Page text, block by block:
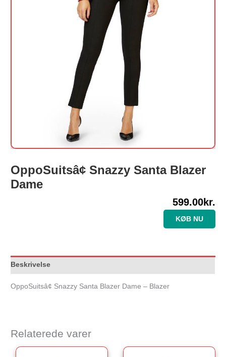
OppoSuitsâ¢ Snazzy Santa Blazer
Dame
599.00kr.
KØB NU
Beskrivelse
OppoSuitsâ¢ Snazzy Santa Blazer Dame – Blazer
Relaterede varer